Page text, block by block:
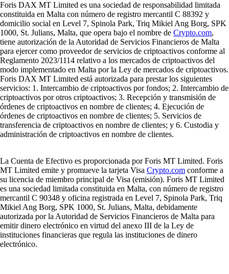
Foris DAX MT Limited es una sociedad de responsabilidad limitada
constituida en Malta con número de registro mercantil C 88392 y
domicilio social en Level 7, Spinola Park, Triq Mikiel Ang Borg, SPK
1000, St. Julians, Malta, que opera bajo el nombre de Crypto.com,
tiene autorización de la Autoridad de Servicios Financieros de Malta
para ejercer como proveedor de servicios de criptoactivos conforme al
Reglamento 2023/1114 relativo a los mercados de criptoactivos del
modo implementado en Malta por la Ley de mercados de criptoactivos.
Foris DAX MT Limited está autorizada para prestar los siguientes
servicios: 1. Intercambio de criptoactivos por fondos; 2. Intercambio de
criptoactivos por otros criptoactivos; 3. Recepción y transmisión de
órdenes de criptoactivos en nombre de clientes; 4. Ejecución de
órdenes de criptoactivos en nombre de clientes; 5. Servicios de
transferencia de criptoactivos en nombre de clientes; y 6. Custodia y
administración de criptoactivos en nombre de clientes.
La Cuenta de Efectivo es proporcionada por Foris MT Limited. Foris
MT Limited emite y promueve la tarjeta Visa Crypto.com conforme a
su licencia de miembro principal de Visa (emisión). Foris MT Limited
es una sociedad limitada constituida en Malta, con número de registro
mercantil C 90348 y oficina registrada en Level 7, Spinola Park, Triq
Mikiel Ang Borg, SPK 1000, St. Julians, Malta, debidamente
autorizada por la Autoridad de Servicios Financieros de Malta para
emitir dinero electrónico en virtud del anexo III de la Ley de
instituciones financieras que regula las instituciones de dinero
electrónico.